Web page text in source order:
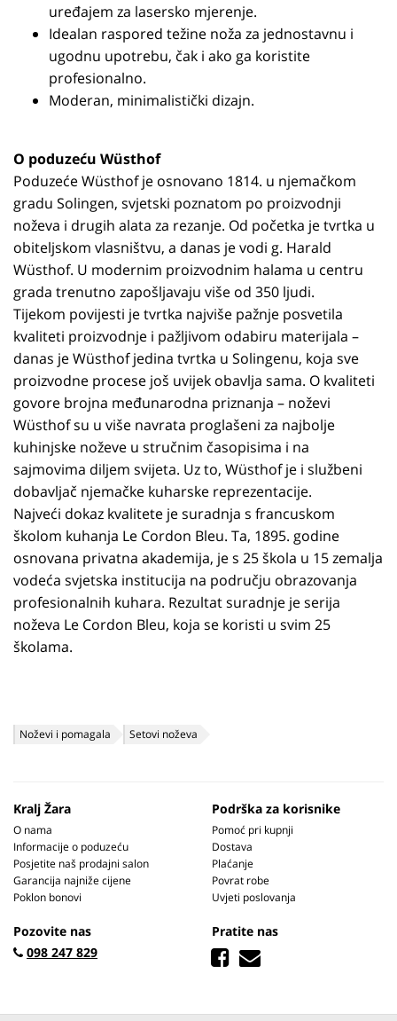
uređajem za lasersko mjerenje.
Idealan raspored težine noža za jednostavnu i
ugodnu upotrebu, čak i ako ga koristite
profesionalno.
Moderan, minimalistički dizajn.
O poduzeću Wüsthof
Poduzeće Wüsthof je osnovano 1814. u njemačkom
gradu Solingen, svjetski poznatom po proizvodnji
noževa i drugih alata za rezanje. Od početka je tvrtka u
obiteljskom vlasništvu, a danas je vodi g. Harald
Wüsthof. U modernim proizvodnim halama u centru
grada trenutno zapošljavaju više od 350 ljudi.
Tijekom povijesti je tvrtka najviše pažnje posvetila
kvaliteti proizvodnje i pažljivom odabiru materijala –
danas je Wüsthof jedina tvrtka u Solingenu, koja sve
proizvodne procese još uvijek obavlja sama. O kvaliteti
govore brojna međunarodna priznanja – noževi
Wüsthof su u više navrata proglašeni za najbolje
kuhinjske noževe u stručnim časopisima i na
sajmovima diljem svijeta. Uz to, Wüsthof je i službeni
dobavljač njemačke kuharske reprezentacije.
Najveći dokaz kvalitete je suradnja s francuskom
školom kuhanja Le Cordon Bleu. Ta, 1895. godine
osnovana privatna akademija, je s 25 škola u 15 zemalja
vodeća svjetska institucija na području obrazovanja
profesionalnih kuhara. Rezultat suradnje je serija
noževa Le Cordon Bleu, koja se koristi u svim 25
školama.
Noževi i pomagala Setovi noževa
Kralj Žara
O nama
Informacije o poduzeću
Posjetite naš prodajni salon
Garancija najniže cijene
Poklon bonovi
Podrška za korisnike
Pomoć pri kupnji
Dostava
Plaćanje
Povrat robe
Uvjeti poslovanja
Pozovite nas
098 247 829
Pratite nas